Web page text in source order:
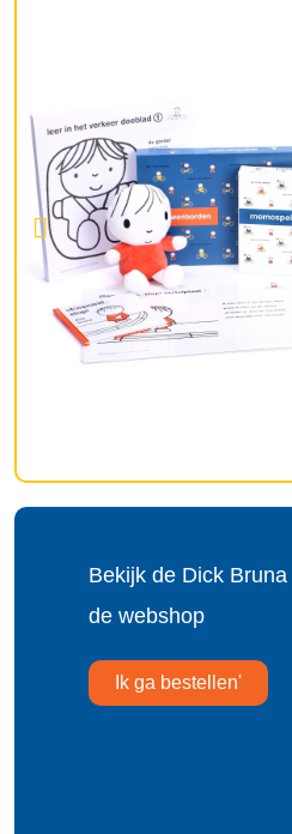
Bekijk de Dick
de webshop
Ik ga bestellen'